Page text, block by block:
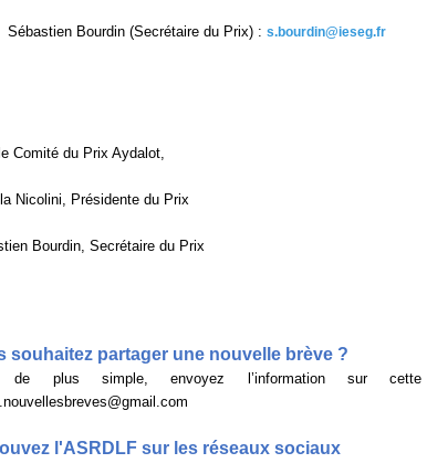
Sébastien Bourdin (Secrétaire du Prix) : s.bourdin@ieseg.fr
Comité du Prix Aydalot,
Nicolini, Présidente du Prix
Bourdin, Secrétaire du Prix
souhaitez partager une nouvelle brève ?
de plus simple, envoyez l’information sur
l'ASRDLF sur les réseaux sociaux